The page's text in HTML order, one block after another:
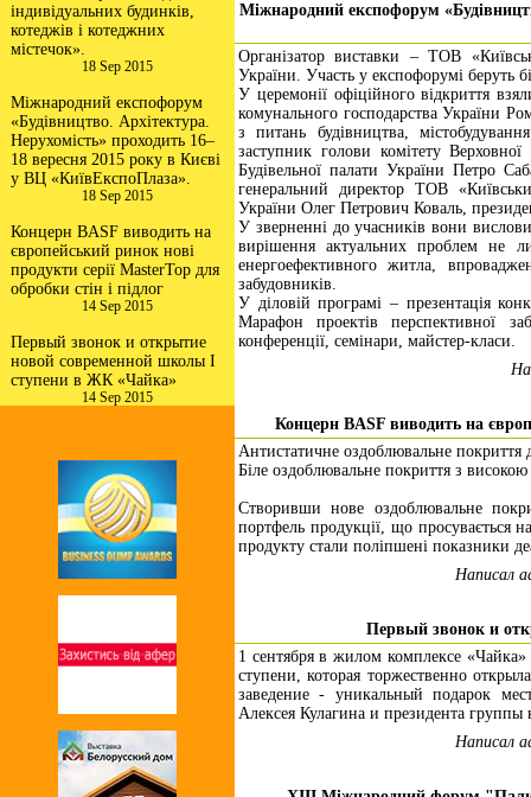
індивідуальних будинків,
котеджів і котеджних
містечок».
18 Sep 2015
Міжнародний експофорум
«Будівництво. Архітектура.
Нерухомість» проходить 16–
18 вересня 2015 року в Києві
у ВЦ «КиївЕкспоПлаза».
18 Sep 2015
Концерн BASF виводить на
європейський ринок нові
продукти серії MasterTop для
обробки стін і підлог
14 Sep 2015
Первый звонок и открытие
новой современной школы I
ступени в ЖК «Чайка»
14 Sep 2015
Міжнародний експофорум
Організатор виставки – ТОВ
України. Участь у експофорумі беруть
У церемонії офіційного відкриття
комунального господарства України
з питань будівництва,
заступник голови комітету
Будівельної палати України Петро
генеральний директор ТОВ
України Олег Петрович Коваль,
У зверненні до учасників вони
вирішення актуальних проблем не
енергоефективного житла,
забудовників.
У діловій програмі – презентація
Марафон проектів перспективної
конференції, семінари, майстер-класи.
Концерн BASF виводить на
Антистатичне оздоблювальне покриття
Біле оздоблювальне покриття з
Створивши нове оздоблювальне
портфель продукції, що
продукту стали поліпшені показники
Написал
Первый звонок и
1 сентября в жилом комплексе
ступени, которая торжественно
заведение - уникальный подарок
Алексея Кулагина и президента
Написал